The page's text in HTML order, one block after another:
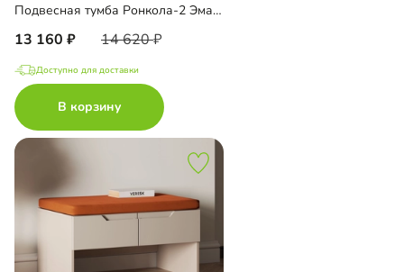
Подвесная тумба Ронкола-2 Эмаль
13 160 14 620
Доступно для доставки
В корзину